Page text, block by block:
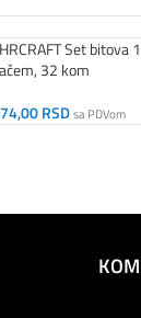
Set bitova
32 kom
RSDsa PDVom
U Korpu